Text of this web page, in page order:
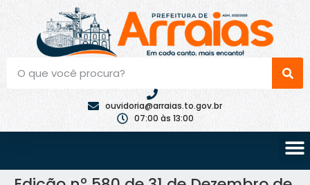
ouvidoria@arraias.to.gov.br
07:00 às 13:00